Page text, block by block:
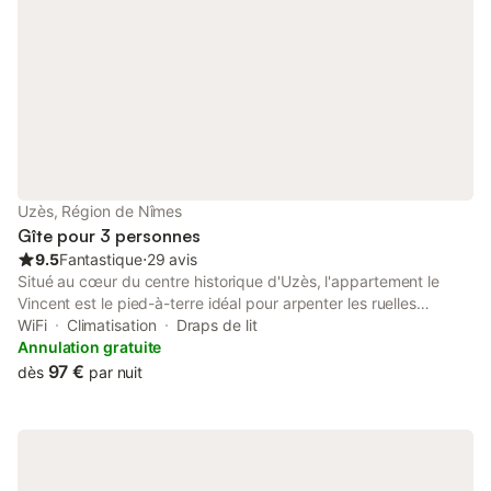
Uzès, Région de Nîmes
Gîte pour 3 personnes
9.5Fantastique⋅29 avis
Situé au cœur du centre historique d'Uzès, l'appartement le
Vincent est le pied-à-terre idéal pour arpenter les ruelles
pittoresques et les places animées de la vieille ville. La Place
aux herbes et son fameux marché se trouvent à seulement
100m. Situé au 1er étage d'un bel immeuble ancien, vous
WiFi Climatisation
Draps de lit
Annulation gratuite
dès 97 € par nuit